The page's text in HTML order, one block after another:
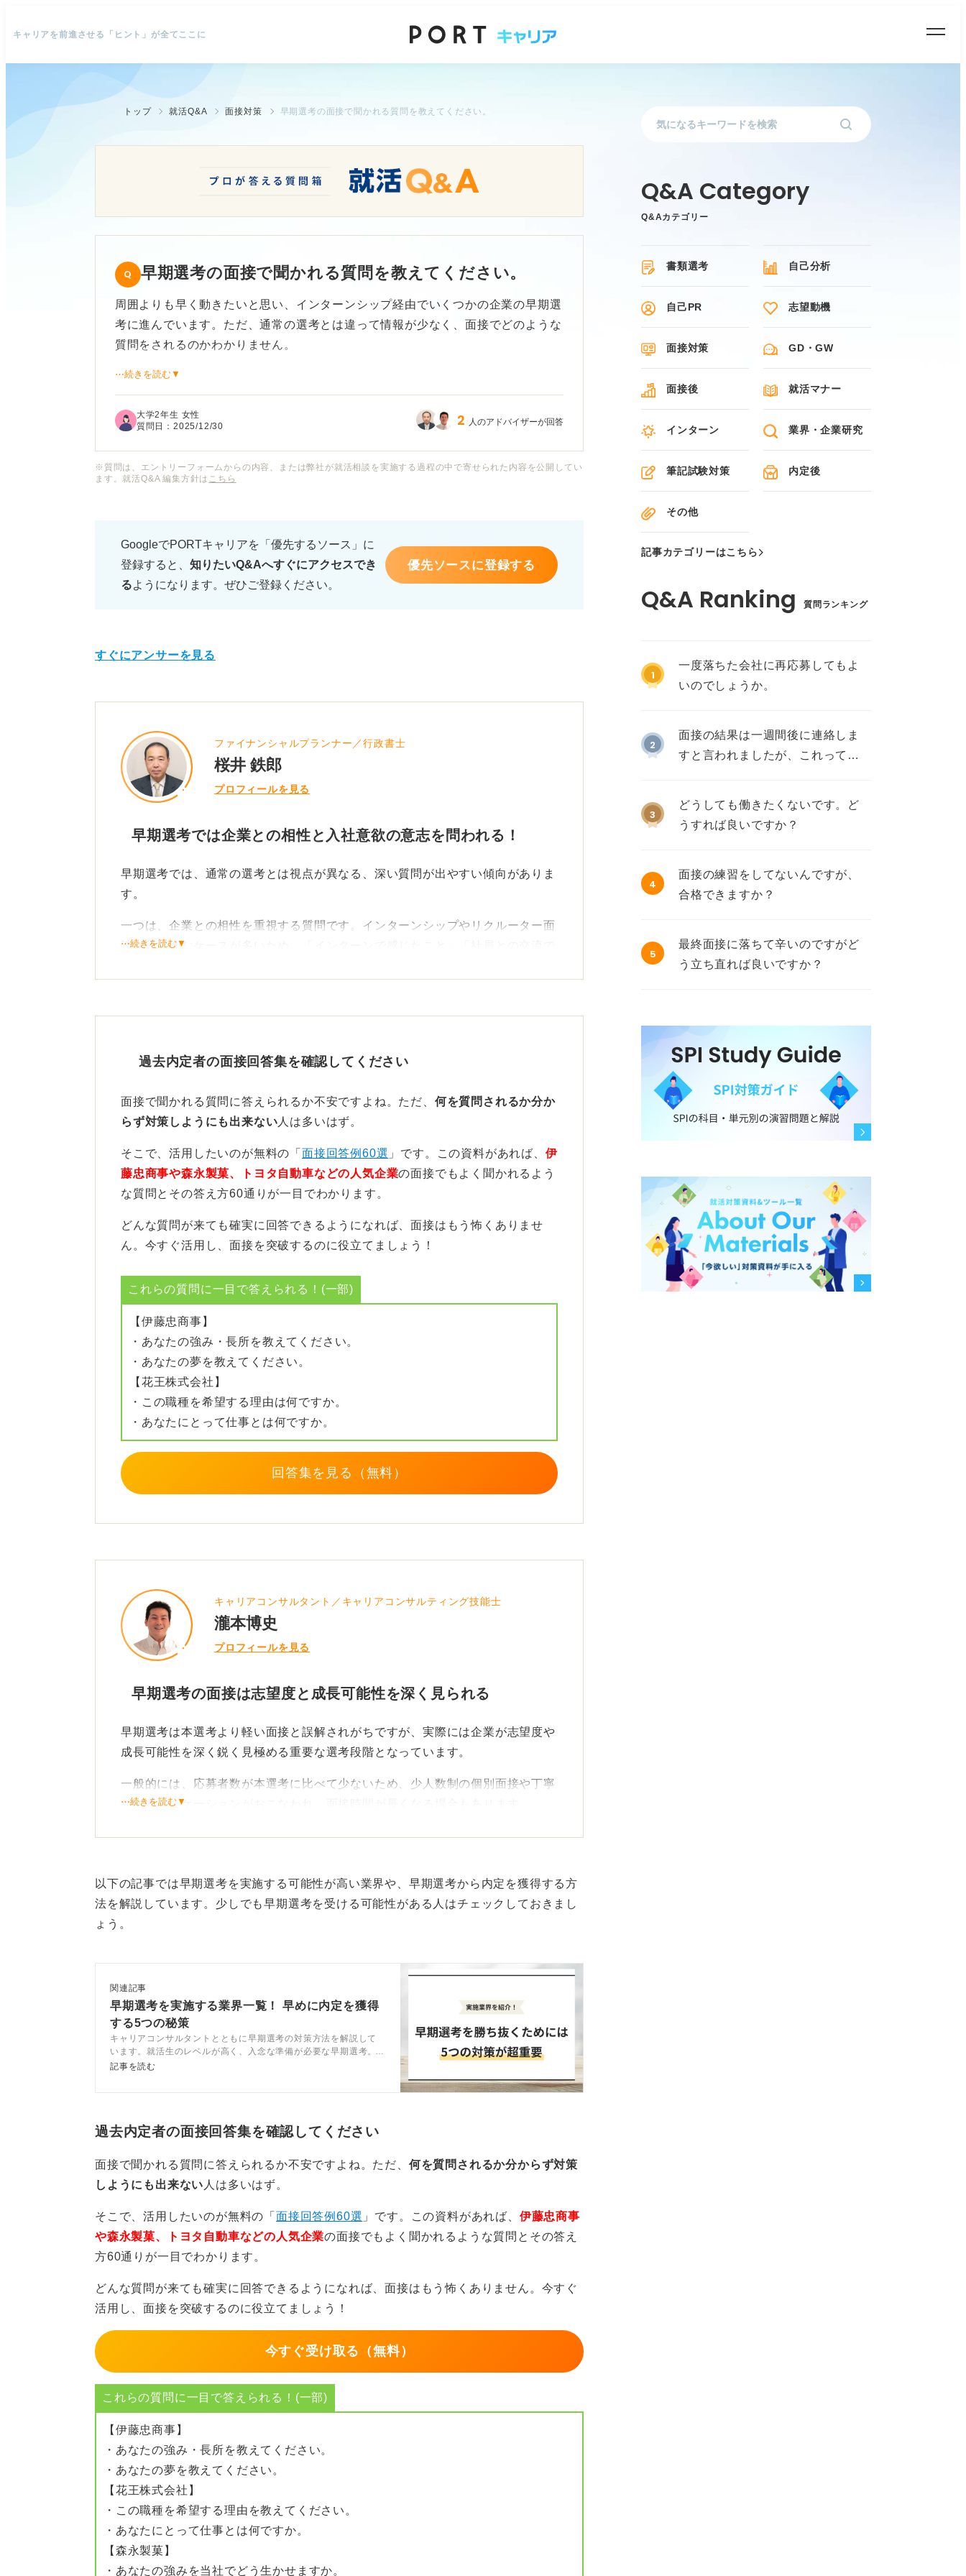
キャリアを前進させる「ヒント」が全てここに
トップ 就活Q&A 面接対策 早期選考の面接で聞かれる質問を教えてください。
早期選考の面接で聞かれる質問を教えてください。
周囲よりも早く動きたいと思い、インターンシップ経由でいくつかの企業の早期選
考に進んでいます。ただ、通常の選考とは違って情報が少なく、面接でどのような
質問をされるのかわかりません。
をして臨むべきか教えていただきたいです。
⋯続きを読む▼
大学2年生 女性
質問日：2025/12/30 2 人のアドバイザーが回答
※質問は、エントリーフォームからの内容、または弊社が就活相談を実施する過程の中で寄せられた内容を公開してい
ます。就活Q&A 編集方針は こちら
GoogleでPORTキャリアを「優先するソース」に
登録すると、 知りたいQ&Aへすぐにアクセスでき
るようになります。ぜひご登録ください。
優先ソースに登録する
すぐにアンサーを見る
ファイナンシャルプランナー／行政書士
桜井 鉄郎
プロフィールを見る
早期選考では企業との相性と入社意欲の意志を問われる！
早期選考では、通常の選考とは視点が異なる、深い質問が出やすい傾向がありま
す。
一つは、企業との相性を重視する質問です。インターンシップやリクルーター面
談を経て進むケースが多いため、「インターンで感じたこと」「社員との交流で
もう一つは、志望動機の確固たる意志を問う質問です。
早い段階で「なぜこの会社なのか」を明確に答えられるかが重要となり、志望度
業側は早期選考で「優秀だが、他社の滑り止めにされないか」も警戒しているた
自己分析を深掘りし一貫した志望理由を明確に伝えよう！
準備としては、通常選考よりも早い段階で挑む分、面接官は本当にこの学生は早
期に内定を出しても大丈夫かを見るようとするものです。
なエピソードと成果を語れるようにし、なぜその経験が自分の価値観を形作った
さらに、志望動機の一貫性も重要です。インターンや説明会で得たことを志望動
機に組み込み、「この企業だからこそ」という理由を明確化しておくことが重要
です。
また、選考が短期間で進むため、意思決定の速さも見られるので、内定を得られ
⋯続きを読む▼
過去内定者の面接回答集を確認してください
面接で聞かれる質問に答えられるか不安ですよね。ただ、 何を質問されるか分か
らず対策しようにも出来ない 人は多いはず。
そこで、活用したいのが無料の「 面接回答例60選 」です。この資料があれば、 伊
藤忠商事や森永製菓、トヨタ自動車などの人気企業の面接でもよく聞かれるよう
な質問とその答え方60通りが一目でわかります。
どんな質問が来ても確実に回答できるようになれば、面接はもう怖くありませ
ん。今すぐ活用し、面接を突破するのに役立てましょう！
これらの質問に一目で答えられる！(一部)
【伊藤忠商事】
・あなたの強み・長所を教えてください。
・あなたの夢を教えてください。
【花王株式会社】
・この職種を希望する理由は何ですか。
・あなたにとって仕事とは何ですか。
回答集を見る（無料）
キャリアコンサルタント／キャリアコンサルティング技能士
瀧本博史
プロフィールを見る
早期選考の面接は志望度と成長可能性を深く見られる
早期選考は本選考より軽い面接と誤解されがちですが、実際には企業が志望度や
成長可能性を深く鋭く見極める重要な選考段階となっています。
一般的には、応募者数が本選考に比べて少ないため、少人数制の個別面接や丁寧
なコミュニケーションがおこなわれ、面接時間が長くなる場合もあります。
本音や価値観を掘り下げる質問が中心になる
面接では自分の本音や価値観、主体性を問われることが多く、準備の差が結果に
直結します。早期選考でよく問われる質問はおもに4点です。
「社員の話を聞いて理解を深めたい」など主体性と深い動機が求められます。
次に、企業理解や本気度を確認する質問では、当社のどの点に魅力を感じたか、
他社ではなく当社を選ぶ理由を具体的に答えることが必須です。
第三に、成長可能性を問う質問では最近成長した経験、困難をどう乗り越えた
か、今後どんな社会人を目指すかなど、自分の変化や努力を語ることが評価され
最後に、価値観や人柄を掘る質問も多く、大切にしている価値観、チームでのト
要です。
で整理し説明できること、志望理由を事実＋解釈＋未来の三段階で語れること、
自己分析のエピソードを3つ用意しておくことです。
備です。早期選考は早めに内定を得る機会であり、経験を積むことで本選考の成
功率も高まります。
面接の準備期間が短いことが多いため、日頃から企業研究や自己分析を進め、論
内定率は約4割で年々増加傾向にありますが、準備不足は不利になるため、焦ら
ず綿密に対策をおこなうことが肝要です。
このように、早期選考は単なる軽い面接ではなく、採用担当者と深くコミュニケ
ーションを取りながら自らの強みと志望を明確に示す必要のある、重要な選考ス
テップです。
正しい準備をすれば、大きなアドバンテージを得られます。自信を持って臨みま
しょう。
⋯続きを読む▼
以下の記事では早期選考を実施する可能性が高い業界や、早期選考から内定を獲得する方
法を解説しています。少しでも早期選考を受ける可能性がある人はチェックしておきまし
ょう。
関連記事
早期選考を実施する業界一覧！ 早めに内定を獲得
する5つの秘策
キャリアコンサルタントとともに早期選考の対策方法を解説して
います。就活生のレベルが高く、入念な準備が必要な早期選考。
どのような対策方法が有効なのか、キャリアコンサルタントの視
記事を読む
過去内定者の面接回答集を確認してください
面接で聞かれる質問に答えられるか不安ですよね。ただ、 何を質問されるか分からず対策
しようにも出来ない人は多いはず。
そこで、活用したいのが無料の「 面接回答例60選 」です。この資料があれば、 伊藤忠商事
や森永製菓、トヨタ自動車などの人気企業の面接でもよく聞かれるような質問とその答え
方60通りが一目でわかります。
どんな質問が来ても確実に回答できるようになれば、面接はもう怖くありません。今すぐ
活用し、面接を突破するのに役立てましょう！
今すぐ受け取る（無料）
これらの質問に一目で答えられる！(一部)
【伊藤忠商事】
・あなたの強み・長所を教えてください。
・あなたの夢を教えてください。
【花王株式会社】
・この職種を希望する理由を教えてください。
・あなたにとって仕事とは何ですか。
【森永製菓】
・あなたの強みを当社でどう生かせますか。
Q&Aカテゴリー
書類選考 自己分析
自己PR 志望動機
面接対策 GD・GW
面接後 就活マナー
インターン 業界・企業研究
筆記試験対策 内定後
その他
記事カテゴリーはこちら
質問ランキング
1
一度落ちた会社に再応募してもよ
いのでしょうか。
2
面接の結果は一週間後に連絡しま
すと言われましたが、これって不
3
どうしても働きたくないです。ど
うすれば良いですか？
4
面接の練習をしてないんですが、
合格できますか？
5
最終面接に落ちて辛いのですがど
う立ち直れば良いですか？